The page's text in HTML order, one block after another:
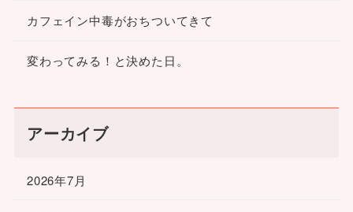
カフェイン中毒がおちついてきて
変わってみる！と決めた日。
アーカイブ
2026年7月